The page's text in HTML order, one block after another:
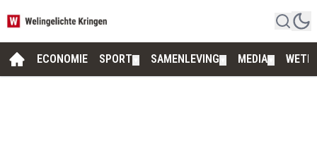
ECONOMIE SPORT SAMENLEVING MEDIA